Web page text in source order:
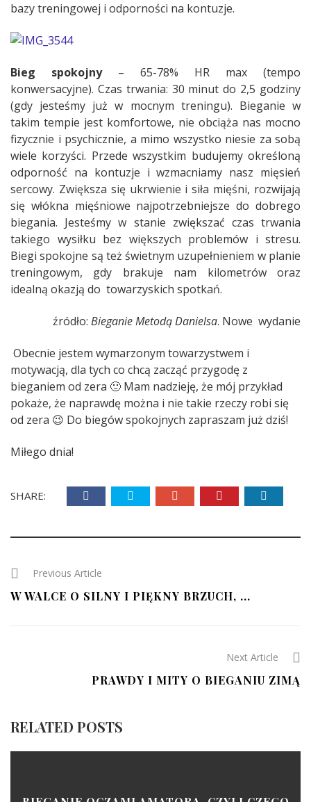
bazy treningowej i odporności na kontuzje.
Bieg spokojny– 65-78% HR max (tempo
konwersacyjne). Czas trwania: 30 minut do 2,5 godziny
(gdy jesteśmy już w mocnym treningu). Bieganie w
takim tempie jest komfortowe, nie obciąża nas mocno
fizycznie i psychicznie, a mimo wszystko niesie za sobą
wiele korzyści. Przede wszystkim budujemy określoną
odporność na kontuzje i wzmacniamy nasz mięsień
sercowy. Zwiększa się ukrwienie i siła mięśni, rozwijają
się włókna mięśniowe najpotrzebniejsze do dobrego
biegania. Jesteśmy w stanie zwiększać czas trwania
takiego wysiłku bez większych problemów i stresu.
Biegi spokojne są też świetnym uzupełnieniem w planie
treningowym, gdy brakuje nam kilometrów oraz
idealną okazją do towarzyskich spotkań.
źródło: Bieganie Metodą Danielsa. Nowe wydanie
Obecnie jestem wymarzonym towarzystwem i
motywacją, dla tych co chcą zacząć przygodę z
bieganiem od zera 🙂 Mam nadzieję, że mój przykład
pokaże, że naprawdę można i nie takie rzeczy robi się
od zera 😉 Do biegów spokojnych zapraszam już dziś!
Miłego dnia!
SHARE:
Previous Article
W WALCE O SILNY I PIĘKNY BRZUCH, ...
Next Article
PRAWDY I MITY O BIEGANIU ZIMĄ
RELATED POSTS